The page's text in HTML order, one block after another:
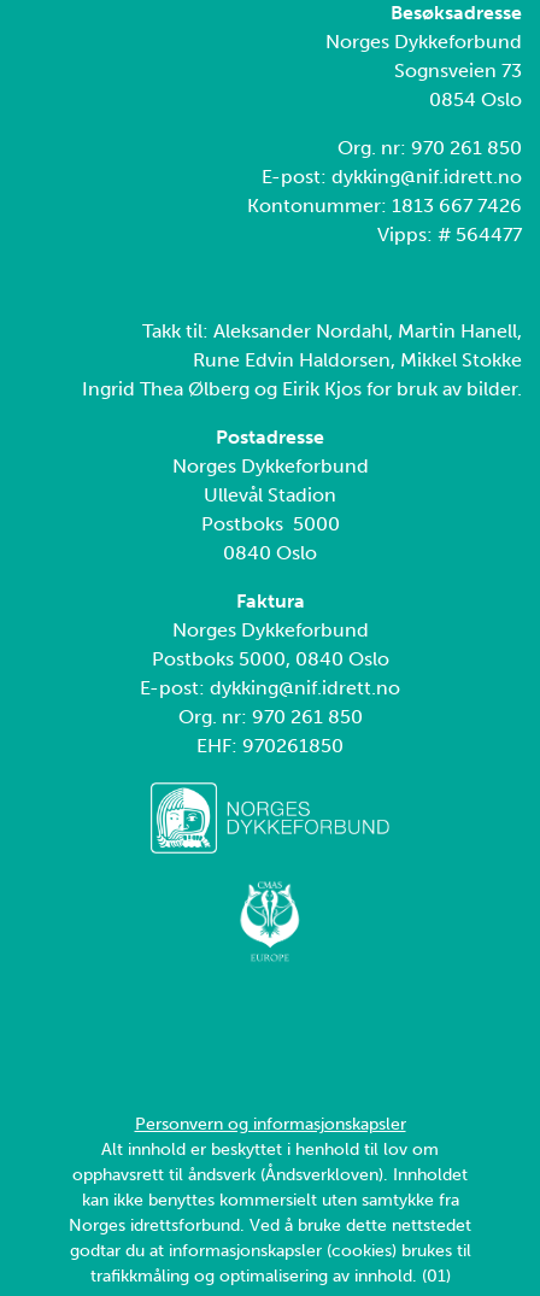
Besøksadresse
Norges Dykkeforbund
Sognsveien 73
0854 Oslo
Org. nr: 970 261 850
E-post: dykking@nif.idrett.no
Kontonummer: 1813 667 7426
Vipps: # 564477
Takk til: Aleksander Nordahl, Martin Hanell,
Rune Edvin Haldorsen, Mikkel Stokke
Ingrid Thea Ølberg og Eirik Kjos for bruk av bilder.
Postadresse
Norges Dykkeforbund
Ullevål Stadion
Postboks 5000
0840 Oslo
Faktura
Norges Dykkeforbund
Postboks 5000, 0840 Oslo
E-post: dykking@nif.idrett.no
Org. nr: 970 261 850
EHF: 970261850
Personvern og informasjonskapsler
Alt innhold er beskyttet i henhold til lov om
opphavsrett til åndsverk (Åndsverkloven). Innholdet
kan ikke benyttes kommersielt uten samtykke fra
Norges idrettsforbund. Ved å bruke dette nettstedet
godtar du at informasjonskapsler (cookies) brukes til
trafikkmåling og optimalisering av innhold. (01)